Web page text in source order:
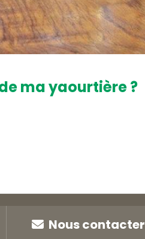
ma yaourtière ?
 Nous contacter